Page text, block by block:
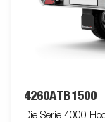
4260ATB1500
Die Serie 4000